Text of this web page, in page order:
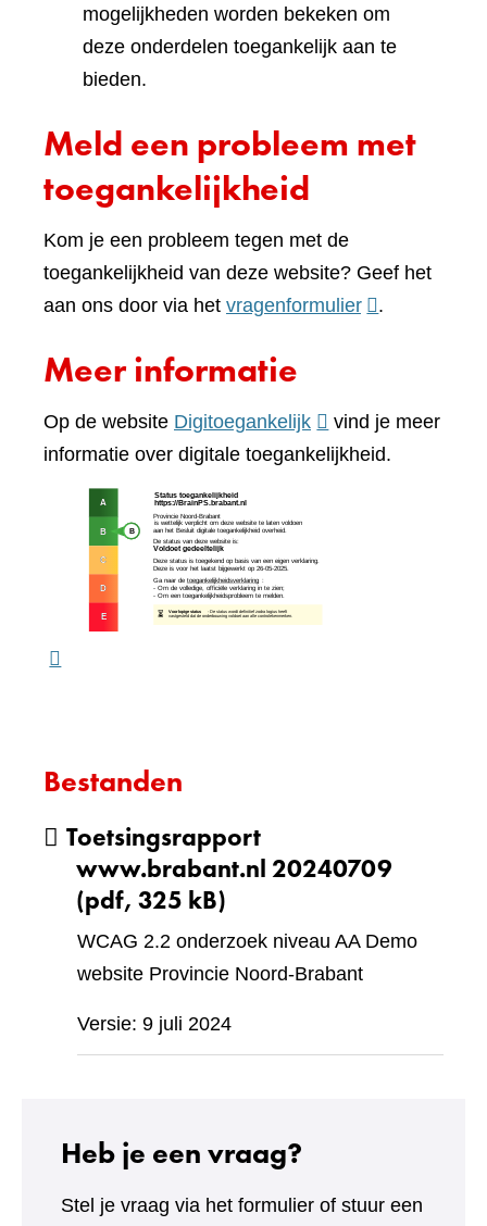
mogelijkheden worden bekeken om
deze onderdelen toegankelijk aan te
bieden.
Meld een probleem met
toegankelijkheid
Kom je een probleem tegen met de
toegankelijkheid van deze website? Geef het
aan ons door via het vragenformulier(verwijst
website)
.
Meer informatie
Op de website Digitoegankelijk(verwijst
naar
vind je meer
informatie over digitale toegankelijkheid.
Bestanden
Toetsingsrapport
www.brabant.nl 20240709
(pdf, 325 kB)
WCAG 2.2 onderzoek niveau AA Demo
website Provincie Noord-Brabant
Versie: 9 juli 2024
Heb je een vraag?
Stel je vraag via het formulier of stuur een